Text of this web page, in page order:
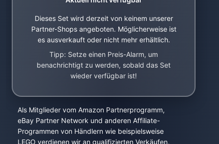
Dieses Set wird derzeit von keinem unserer
Partner-Shops angeboten. Möglicherweise ist
es ausverkauft oder nicht mehr erhältlich.
Tipp: Setze einen Preis-Alarm, um
benachrichtigt zu werden, sobald das Set
wieder verfügbar ist!
Als Mitglieder vom Amazon Partnerprogramm,
eBay Partner Network und anderen Affiliate-
Programmen von Händlern wie beispielsweise
LEGO verdienen wir an qualifizierten Verkäufen,